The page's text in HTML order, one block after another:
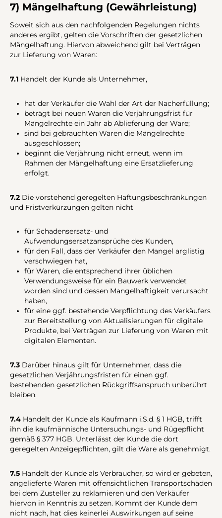
7) Mängelhaftung (Gewährleistung)
Soweit sich aus den nachfolgenden Regelungen nichts
anderes ergibt, gelten die Vorschriften der gesetzlichen
Mängelhaftung. Hiervon abweichend gilt bei Verträgen
zur Lieferung von Waren:
7.1 Handelt der Kunde als Unternehmer,
hat der Verkäufer die Wahl der Art der Nacherfüllung;
beträgt bei neuen Waren die Verjährungsfrist für
Mängelrechte ein Jahr ab Ablieferung der Ware;
sind bei gebrauchten Waren die Mängelrechte
ausgeschlossen;
beginnt die Verjährung nicht erneut, wenn im
Rahmen der Mängelhaftung eine Ersatzlieferung
erfolgt.
7.2 Die vorstehend geregelten Haftungsbeschränkungen
und Fristverkürzungen gelten nicht
für Schadensersatz- und
Aufwendungsersatzansprüche des Kunden,
für den Fall, dass der Verkäufer den Mangel arglistig
verschwiegen hat,
für Waren, die entsprechend ihrer üblichen
Verwendungsweise für ein Bauwerk verwendet
worden sind und dessen Mangelhaftigkeit verursacht
haben,
für eine ggf. bestehende Verpflichtung des Verkäufers
zur Bereitstellung von Aktualisierungen für digitale
Produkte, bei Verträgen zur Lieferung von Waren mit
digitalen Elementen.
7.3 Darüber hinaus gilt für Unternehmer, dass die
gesetzlichen Verjährungsfristen für einen ggf.
bestehenden gesetzlichen Rückgriffsanspruch unberührt
bleiben.
7.4 Handelt der Kunde als Kaufmann i.S.d. § 1 HGB, trifft
ihn die kaufmännische Untersuchungs- und Rügepflicht
gemäß § 377 HGB. Unterlässt der Kunde die dort
geregelten Anzeigepflichten, gilt die Ware als genehmigt.
7.5 Handelt der Kunde als Verbraucher, so wird er gebeten,
angelieferte Waren mit offensichtlichen Transportschäden
bei dem Zusteller zu reklamieren und den Verkäufer
hiervon in Kenntnis zu setzen. Kommt der Kunde dem
nicht nach, hat dies keinerlei Auswirkungen auf seine